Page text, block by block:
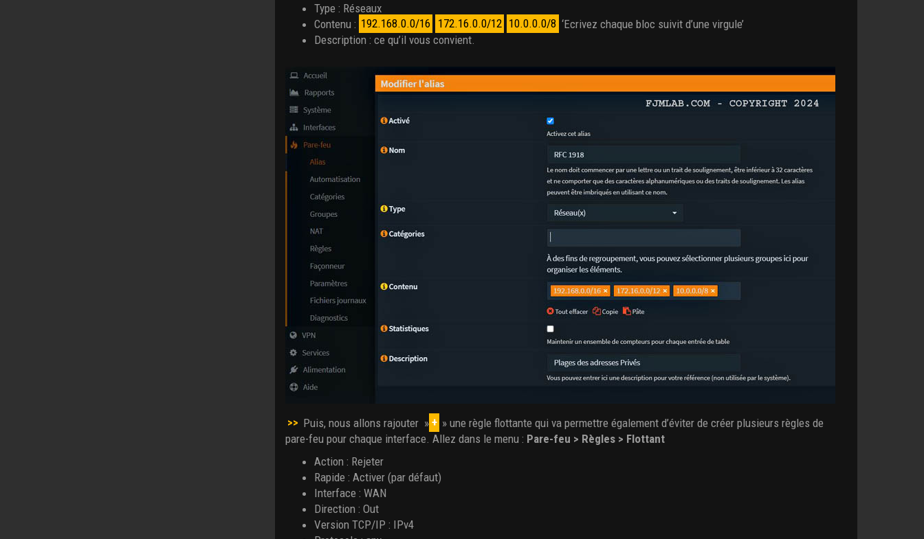
Type : Réseaux
Contenu : 192.168.0.0/16 172.16.0.0/12 10.0.0.0/8 ‘Ecrivez chaque bloc suivit d’une virgule’
Description : ce qu’il vous convient.
>> Puis, nous allons rajouter » + » une règle flottante qui va permettre également d’éviter de créer plusieurs règles de
pare-feu pour chaque interface. Allez dans le menu : Pare-feu > Règles > Flottant
Action : Rejeter
Rapide : Activer (par défaut)
Interface : WAN
Direction : Out
Version TCP/IP : IPv4